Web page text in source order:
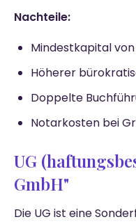
Nachteile:
Mindestkapital
Höherer
Doppelte
Notarkosten bei
UG
GmbH"
Die UG ist eine